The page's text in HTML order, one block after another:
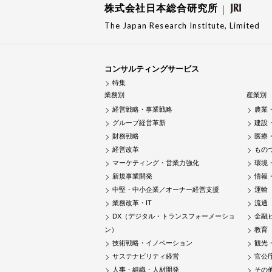
株式会社日本総合研究所
The Japan Research Institute, Limited
コンサルティングサービス
特集
業務別
経営戦略・事業戦略
グループ経営革新
財務戦略
経営改革
マーケティング・営業力強化
新規事業開発
中堅・中小企業／オーナー経営支援
業務改革・IT
DX（デジタル・トランスフォーメーショ
ン）
技術戦略・イノベーション
サステナビリティ経営
人事・組織・人材開発
産業別
農業
建設
医療
もの
環境
情報
運輸
流通
金融
教育
観光
官公
その